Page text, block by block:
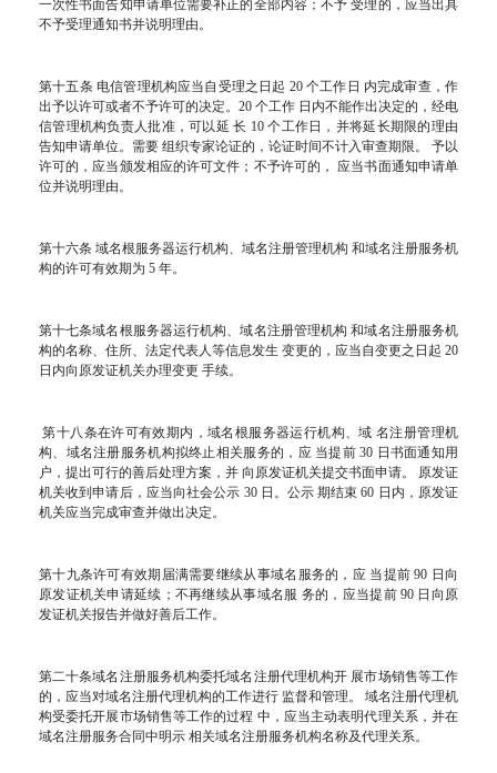
一次性书面告知申请单位需要补正的全部内容；不予 受理的，应当出具
不予受理通知书并说明理由。
第十五条 电信管理机构应当自受理之日起 20 个工作日 内完成审查，作
出予以许可或者不予许可的决定。20 个工作 日内不能作出决定的，经电
信管理机构负责人批准，可以延 长 10 个工作日，并将延长期限的理由
告知申请单位。需要 组织专家论证的，论证时间不计入审查期限。 予以
许可的，应当颁发相应的许可文件；不予许可的， 应当书面通知申请单
位并说明理由。
第十六条 域名根服务器运行机构、域名注册管理机构 和域名注册服务机
构的许可有效期为 5 年。
第十七条域名根服务器运行机构、域名注册管理机构 和域名注册服务机
构的名称、住所、法定代表人等信息发生 变更的，应当自变更之日起 20
日内向原发证机关办理变更 手续。
第十八条在许可有效期内，域名根服务器运行机构、域 名注册管理机
构、域名注册服务机构拟终止相关服务的，应 当提前 30 日书面通知用
户，提出可行的善后处理方案，并 向原发证机关提交书面申请。 原发证
机关收到申请后，应当向社会公示 30 日。公示 期结束 60 日内，原发证
机关应当完成审查并做出决定。
第十九条许可有效期届满需要继续从事域名服务的，应 当提前 90 日向
原发证机关申请延续；不再继续从事域名服 务的，应当提前 90 日向原
发证机关报告并做好善后工作。
第二十条域名注册服务机构委托域名注册代理机构开 展市场销售等工作
的，应当对域名注册代理机构的工作进行 监督和管理。 域名注册代理机
构受委托开展市场销售等工作的过程 中，应当主动表明代理关系，并在
域名注册服务合同中明示 相关域名注册服务机构名称及代理关系。